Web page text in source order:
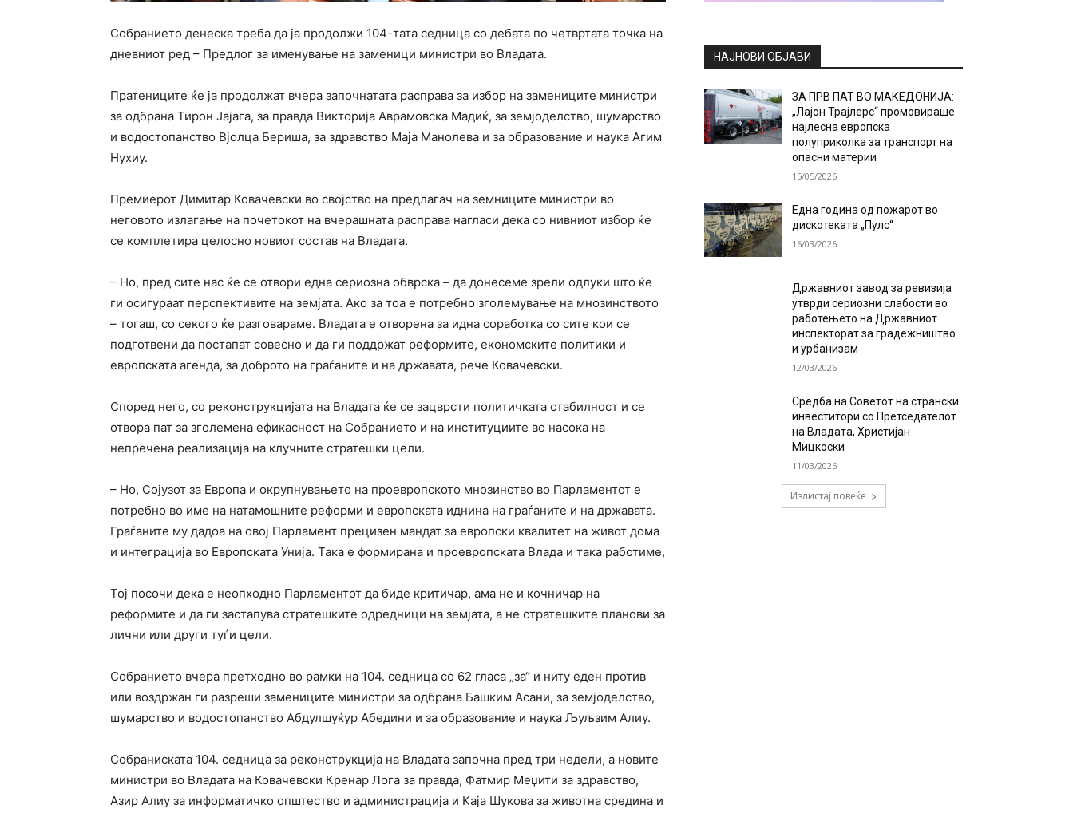
Собранието денеска треба да ја продолжи 104-тата седница со дебата по четвртата точка на
дневниот ред – Предлог за именување на заменици министри во Владата.
Пратениците ќе ја продолжат вчера започнатата расправа за избор на замениците министри
за одбрана Тирон Јајага, за правда Викторија Аврамовска Мадиќ, за земјоделство, шумарство
и водостопанство Вјолца Бериша, за здравство Маја Манолева и за образование и наука Агим
Нухиу.
Премиерот Димитар Ковачевски во својство на предлагач на земниците министри во
неговото излагање на почетокот на вчерашната расправа нагласи дека со нивниот избор ќе
се комплетира целосно новиот состав на Владата.
– Но, пред сите нас ќе се отвори една сериозна обврска – да донесеме зрели одлуки што ќе
ги осигураат перспективите на земјата. Ако за тоа е потребно зголемување на мнозинството
– тогаш, со секого ќе разговараме. Владата е отворена за идна соработка со сите кои се
подготвени да постапат совесно и да ги поддржат реформите, економските политики и
европската агенда, за доброто на граѓаните и на државата, рече Ковачевски.
Според него, со реконструкцијата на Владата ќе се зацврсти политичката стабилност и се
отвора пат за зголемена ефикасност на Собранието и на институциите во насока на
непречена реализација на клучните стратешки цели.
– Но, Сојузот за Европа и окрупнувањето на проевропското мнозинство во Парламентот е
потребно во име на натамошните реформи и европската иднина на граѓаните и на државата.
Граѓаните му дадоа на овој Парламент прецизен мандат за европски квалитет на живот дома
и интеграција во Европската Унија. Така е формирана и проевропската Влада и така работиме,
Тој посочи дека е неопходно Парламентот да биде критичар, ама не и кочничар на
реформите и да ги застапува стратешките одредници на земјата, а не стратешките планови за
лични или други туѓи цели.
Собранието вчера претходно во рамки на 104. седница со 62 гласа „за“ и ниту еден против
или воздржан ги разреши замениците министри за одбрана Башким Асани, за земјоделство,
шумарство и водостопанство Абдулшуќур Абедини и за образование и наука Љуљзим Алиу.
Собраниската 104. седница за реконструкција на Владата започна пред три недели, а новите
министри во Владата на Ковачевски Кренар Лога за правда, Фатмир Меџити за здравство,
Азир Алиу за информатичко општество и администрација и Каја Шукова за животна средина и
НАЈНОВИ ОБЈАВИ
ЗА ПРВ ПАТ ВО МАКЕДОНИЈА:
„Лајон Трајлерс“ промовираше
најлесна европска
полуприколка за транспорт на
опасни материи
15/05/2026
Една година од пожарот во
дискотеката „Пулс“
16/03/2026
Државниот завод за ревизија
утврди сериозни слабости во
работењето на Државниот
инспекторат за градежништво
и урбанизам
12/03/2026
Средба на Советот на странски
инвеститори со Претседателот
на Владата, Христијан
Мицкоски
11/03/2026
Излистај повеќе